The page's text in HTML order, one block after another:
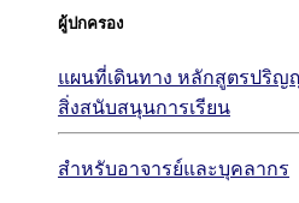
ผู้ปกครอง
แผนที่เดินทาง หลักสูตรปริญ
สิ่งสนับสนุนการเรียน
สำหรับอาจารย์และบุคลากร